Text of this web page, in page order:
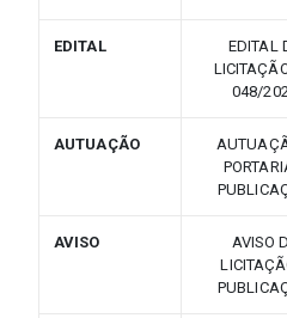
EDITAL
EDITAL
048/
AUTUAÇÃO
AVISO
AVISO